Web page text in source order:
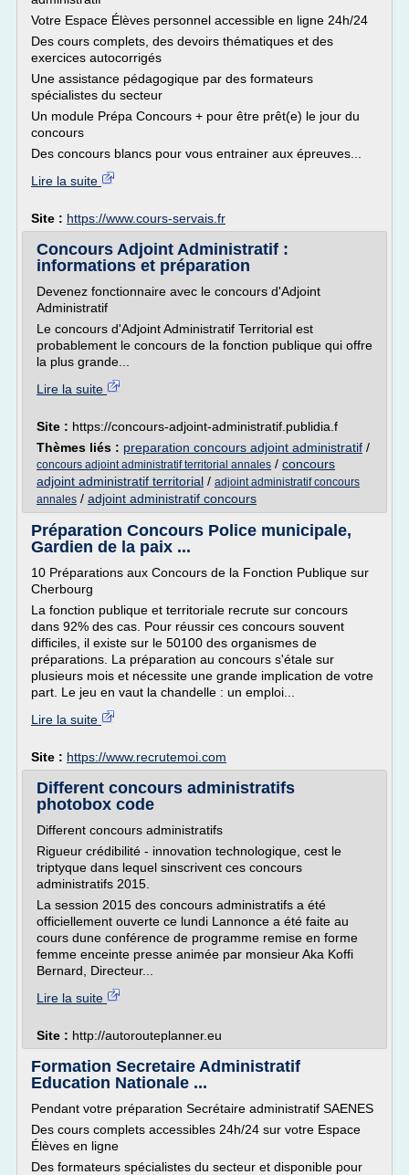
Votre Espace Élèves personnel accessible en ligne 24h/24
Des cours complets, des devoirs thématiques et des
exercices autocorrigés
Une assistance pédagogique par des formateurs
spécialistes du secteur
Un module Prépa Concours + pour être prêt(e) le jour du
concours
Des concours blancs pour vous entrainer aux épreuves...
Lire la suite
Site : https://www.cours-servais.fr
Concours Adjoint Administratif :
informations et préparation
Devenez fonctionnaire avec le concours d'Adjoint
Administratif
Le concours d'Adjoint Administratif Territorial est
probablement le concours de la fonction publique qui offre
la plus grande...
Lire la suite
Site : https://concours-adjoint-administratif.publidia.f
Thèmes liés : preparation concours adjoint administratif /
concours adjoint administratif territorial annales / concours
adjoint administratif territorial / adjoint administratif concours
annales / adjoint administratif concours
Préparation Concours Police municipale,
Gardien de la paix ...
10 Préparations aux Concours de la Fonction Publique sur
Cherbourg
La fonction publique et territoriale recrute sur concours
dans 92% des cas. Pour réussir ces concours souvent
difficiles, il existe sur le 50100 des organismes de
préparations. La préparation au concours s'étale sur
plusieurs mois et nécessite une grande implication de votre
part. Le jeu en vaut la chandelle : un emploi...
Lire la suite
Site : https://www.recrutemoi.com
Different concours administratifs
photobox code
Different concours administratifs
Rigueur crédibilité - innovation technologique, cest le
triptyque dans lequel sinscrivent ces concours
administratifs 2015.
La session 2015 des concours administratifs a été
officiellement ouverte ce lundi Lannonce a été faite au
cours dune conférence de programme remise en forme
femme enceinte presse animée par monsieur Aka Koffi
Bernard, Directeur...
Lire la suite
Site : http://autorouteplanner.eu
Formation Secretaire Administratif
Education Nationale ...
Pendant votre préparation Secrétaire administratif SAENES
Des cours complets accessibles 24h/24 sur votre Espace
Élèves en ligne
Des formateurs spécialistes du secteur et disponible pour